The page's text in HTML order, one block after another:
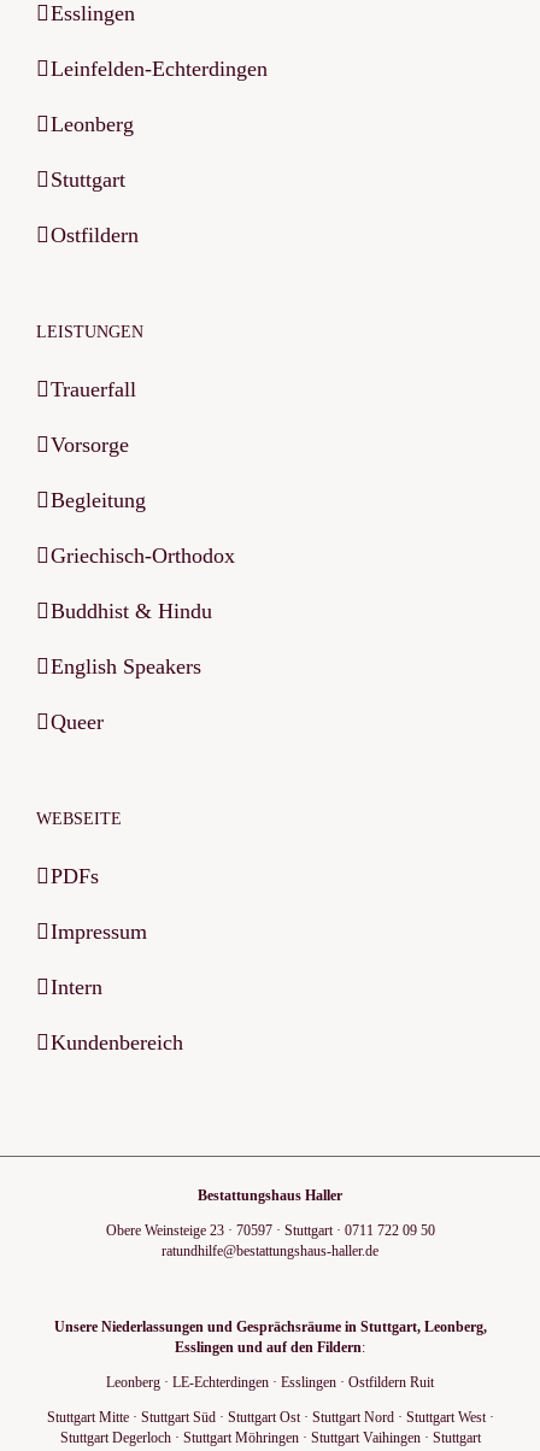
Esslingen
Leinfelden-Echterdingen
Leonberg
Stuttgart
Ostfildern
LEISTUNGEN
Trauerfall
Vorsorge
Begleitung
Griechisch-Orthodox
Buddhist & Hindu
English Speakers
Queer
WEBSEITE
PDFs
Impressum
Intern
Kundenbereich
Bestattungshaus Haller
Obere Weinsteige 23· 70597· Stuttgart· 0711 722 09 50
ratundhilfe@bestattungshaus-haller.de
Unsere Niederlassungen und Gesprächsräume in Stuttgart, Leonberg,
Esslingen und auf den Fildern:
Leonberg · LE-Echterdingen · Esslingen · Ostfildern Ruit
Stuttgart Mitte· Stuttgart Süd· Stuttgart Ost· Stuttgart Nord· Stuttgart West·
Stuttgart Degerloch· Stuttgart Möhringen· Stuttgart Vaihingen· Stuttgart